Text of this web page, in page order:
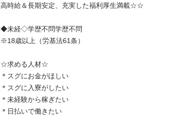
高時給＆長期安定、充実した福利厚生満載☆☆
◆未経◇学歴不問学歴不問
※18歳以上（労基法61条）
☆求める人材☆
＊スグにお金がほしい
＊スグに入寮がしたい
＊未経験から稼ぎたい
＊日払いで働きたい